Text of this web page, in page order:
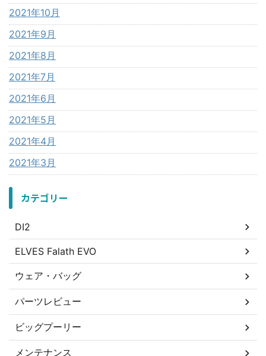
2021年10月
2021年9月
2021年8月
2021年7月
2021年6月
2021年5月
2021年4月
2021年3月
カテゴリー
DI2
ELVES Falath EVO
ウェア・バッグ
パーツレビュー
ビッグプーリー
メンテナンス